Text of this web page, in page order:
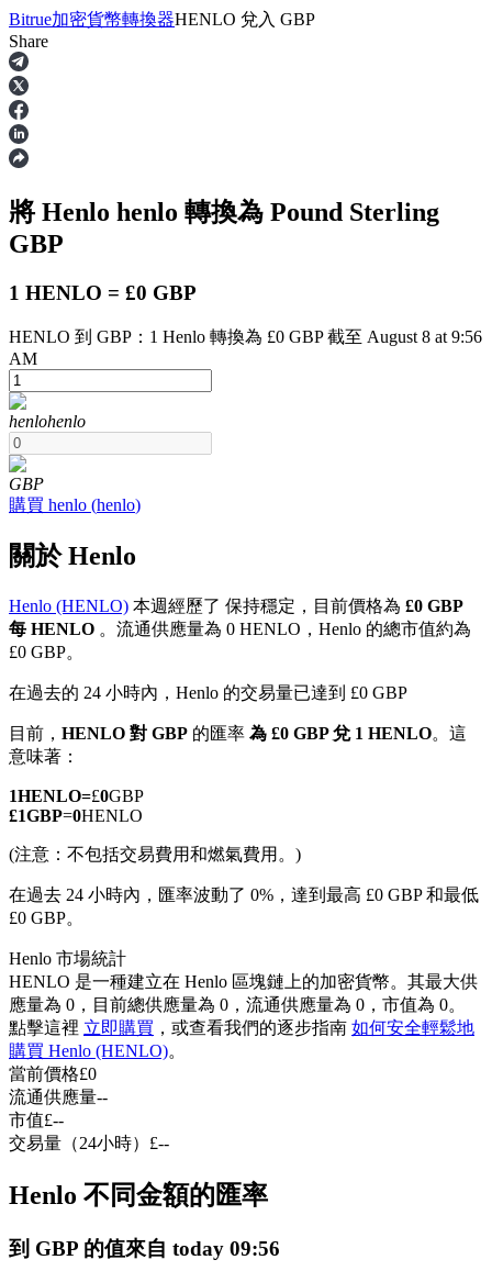
合約
多種以USDT結算的永續合約
幣本位永續
以數字貨幣為保證金的永續合約
TradFi
USDC永續
多種以USDC結算的永續合約
Bitrue加密貨幣轉換器HENLO 兌入 GBP
Share
將 Henlo henlo 轉換為 Pound Sterling
GBP
1 HENLO = £0 GBP
HENLO 到 GBP：1 Henlo 轉換為 £0 GBP 截至 August 8 at 9:56
AM
henlohenlo
GBP
購買 henlo (henlo)
關於 Henlo
Henlo (HENLO) 本週經歷了 保持穩定，目前價格為 £0 GBP
每 HENLO 。流通供應量為 0 HENLO，Henlo 的總市值約為
£0 GBP。
在過去的 24 小時內，Henlo 的交易量已達到 £0 GBP
目前， HENLO 對 GBP 的匯率 為 £0 GBP 兌 1 HENLO。這
意味著：
1HENLO=£0GBP
£1GBP=0HENLO
(注意：不包括交易費用和燃氣費用。)
在過去 24 小時內，匯率波動了 0%，達到最高 £0 GBP 和最低
£0 GBP。
Henlo 市場統計
HENLO 是一種建立在 Henlo 區塊鏈上的加密貨幣。其最大供
應量為 0，目前總供應量為 0，流通供應量為 0，市值為 0。
點擊這裡 立即購買 ，或查看我們的逐步指南 如何安全輕鬆地
購買 Henlo (HENLO)。
當前價格£0
流通供應量--
市值£--
交易量（24小時） £--
Henlo 不同金額的匯率
到 GBP 的值來自 today 09:56